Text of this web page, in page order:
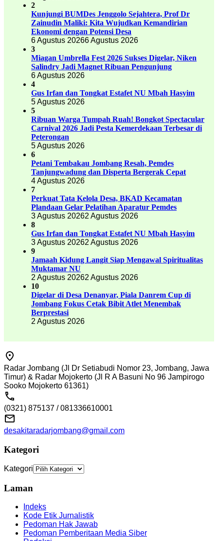
2
Kunjungi BUMDes Jenggolo Sejahtera, Prof Dr
Zainudin Maliki: Kita Wujudkan Kemandirian
Ekonomi dengan Potensi Desa
6 Agustus 20266 Agustus 2026
3
Miagan Umbrella Fest 2026 Sukses Digelar, Niken
Salindry Jadi Magnet Ribuan Pengunjung
6 Agustus 2026
4
Gus Irfan dan Tongkat Estafet NU Mbah Hasyim
5 Agustus 2026
5
Ribuan Warga Tumpah Ruah! Bongkot Spectacular
Carnival 2026 Jadi Pesta Kemerdekaan Terbesar di
Peterongan
5 Agustus 2026
6
Petani Tembakau Jombang Resah, Pemdes
Tanjungwadung dan Disperta Bergerak Cepat
4 Agustus 2026
7
Perkuat Tata Kelola Desa, BKAD Kecamatan
Plandaan Gelar Pelatihan Aparatur Pemdes
3 Agustus 20262 Agustus 2026
8
Gus Irfan dan Tongkat Estafet NU Mbah Hasyim
3 Agustus 20262 Agustus 2026
9
Jamaah Kidung Langit Siap Mengawal Spiritualitas
Muktamar NU
2 Agustus 20262 Agustus 2026
10
Digelar di Desa Denanyar, Piala Danrem Cup di
Jombang Fokus Cetak Bibit Atlet Menembak
Berprestasi
2 Agustus 2026
Radar Jombang (Jl Dr Setiabudi Nomor 23, Jombang, Jawa
Timur) & Radar Mojokerto (Jl R A Basuni No 96 Jampirogo
Sooko Mojokerto 61361)
(0321) 875137 / 081336610001
desakitaradarjombang@gmail.com
Kategori
Kategori
Laman
Indeks
Kode Etik Jurnalistik
Pedoman Hak Jawab
Pedoman Pemberitaan Media Siber